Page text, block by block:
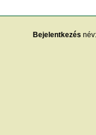
Bejelentkezés név: